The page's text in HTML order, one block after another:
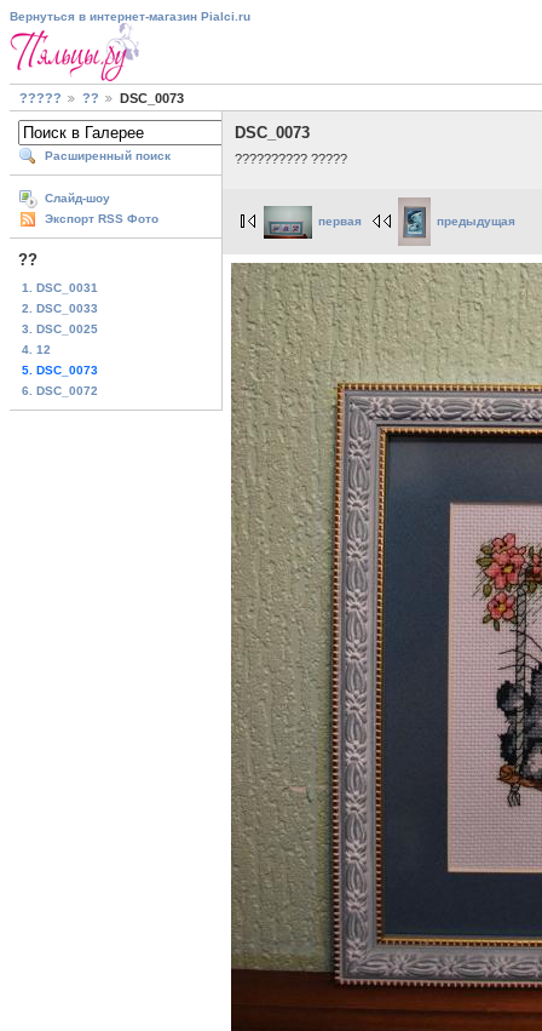
Вернуться в интернет-магазин Pialci.ru
????? ?? DSC_0073
Расширенный поиск
Слайд-шоу
Экспорт RSS Фото
??
1. DSC_0031
2. DSC_0033
3. DSC_0025
4. 12
5. DSC_0073
6. DSC_0072
DSC_0073
?????????? ?????
первая предыдущая